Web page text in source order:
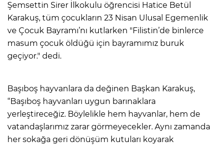
Şemsettin Sirer İlkokulu öğrencisi Hatice Betül
Karakuş, tüm çocukların 23 Nisan Ulusal Egemenlik
ve Çocuk Bayramı’nı kutlarken "Filistin’de binlerce
masum çocuk öldüğü için bayramımız buruk
geçiyor." dedi.
Başıboş hayvanlara da değinen Başkan Karakuş,
“Başıboş hayvanları uygun barınaklara
yerleştireceğiz. Böylelikle hem hayvanlar, hem de
vatandaşlarımız zarar görmeyecekler. Aynı zamanda
her sokağa geri dönüşüm kutuları koyarak